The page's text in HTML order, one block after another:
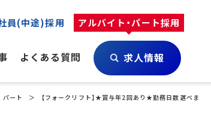
員(中途)採用 アルバイト・パート採用
よくある質問 求人情報
パート 【フォークリフト】★賞与年2回あり★勤務日数選べま